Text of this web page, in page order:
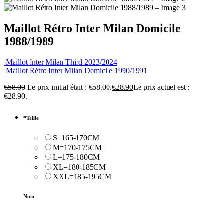
Maillot Rétro Inter Milan Domicile
1988/1989
Maillot Inter Milan Third 2023/2024
Maillot Rétro Inter Milan Domicile 1990/1991
€58.00 Le prix initial était : €58.00.€28.90Le prix actuel est :
€28.90.
*Taille
S=165-170CM
M=170-175CM
L=175-180CM
XL=180-185CM
XXL=185-195CM
Nom